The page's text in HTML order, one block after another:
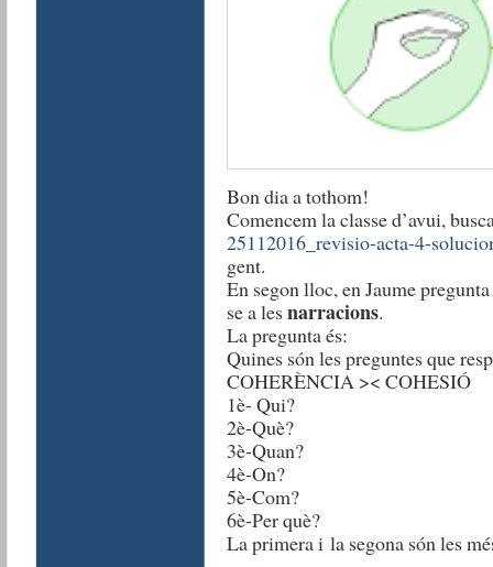
Bon dia a tothom!
Comencem la classe d’avui,
25112016_revisio-acta-4-
gent.
En segon lloc, en Jaume
se a lesnarracions.
La pregunta és:
Quines són les preguntes que
COHERÈNCIA >< COHESIÓ
1è- Qui?
2è-Què?
3è-Quan?
4è-On?
5è-Com?
6è-Per què?
La primera i la segona són les